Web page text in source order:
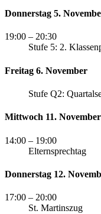
Donnerstag 5.
19:00 – 20:30
Stufe 5: 2.
Freitag 6. November
Stufe Q2:
Mittwoch 11. November
14:00 – 19:00
Elternsprechtag
Donnerstag 12.
17:00 – 20:00
St. Martinszug